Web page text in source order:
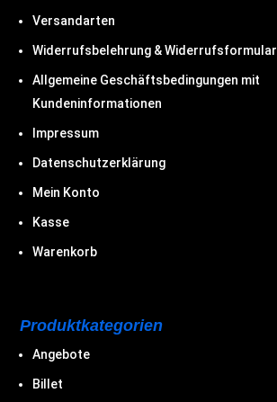
Versandarten
Widerrufsbelehrung & Widerrufsformular
Allgemeine Geschäftsbedingungen mit
Kundeninformationen
Impressum
Datenschutzerklärung
Mein Konto
Kasse
Warenkorb
Produktkategorien
Angebote
Billet